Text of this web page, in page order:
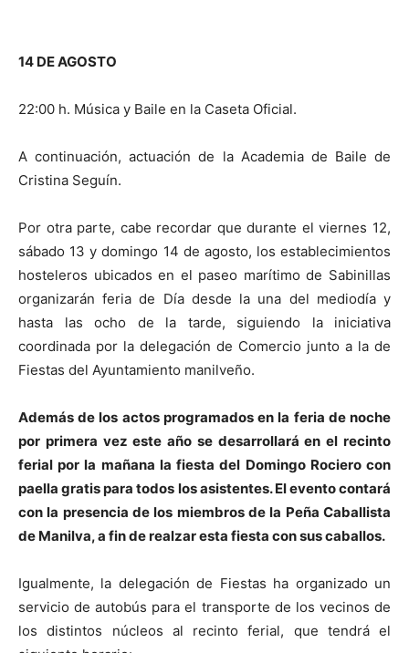
14 DE AGOSTO
22:00 h. Música y Baile en la Caseta Oficial.
A continuación, actuación de la Academia de Baile de
Cristina Seguín.
Por otra parte, cabe recordar que durante el viernes 12,
sábado 13 y domingo 14 de agosto, los establecimientos
hosteleros ubicados en el paseo marítimo de Sabinillas
organizarán feria de Día desde la una del mediodía y
hasta las ocho de la tarde, siguiendo la iniciativa
coordinada por la delegación de Comercio junto a la de
Fiestas del Ayuntamiento manilveño.
Además de los actos programados en la feria de noche
por primera vez este año se desarrollará en el recinto
ferial por la mañana la fiesta del Domingo Rociero con
paella gratis para todos los asistentes. El evento contará
con la presencia de los miembros de la Peña Caballista
de Manilva, a fin de realzar esta fiesta con sus caballos.
Igualmente, la delegación de Fiestas ha organizado un
servicio de autobús para el transporte de los vecinos de
los distintos núcleos al recinto ferial, que tendrá el